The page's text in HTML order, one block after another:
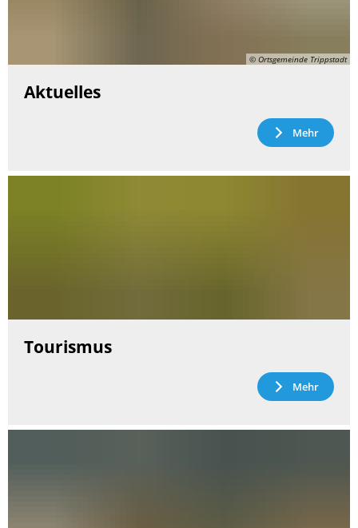
© Ortsgemeinde Trippstadt
Aktuelles
Mehr
Tourismus
Mehr